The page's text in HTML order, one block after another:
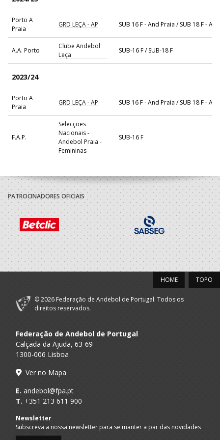
Porto A
Praia
GRD LEÇA - AP SUB 16 F - And Praia / SUB 18 F -
A.A. Porto
Clube Andebol
Leça
SUB-16 F / SUB-18 F
2023/24
Porto A
Praia
GRD LEÇA - AP SUB 16 F - And Praia / SUB 18 F -
F.A.P.
Selecções
Nacionais -
Andebol Praia -
Femininas
SUB-16 F
Leça
2022/23
Porto A
Praia
GRD LEÇA - AP SUB 14 F - And Praia / SUB 16 F -
A.A. Porto
Clube Andebol
Leça
SUB-14 F / SUB-16 F
A.A. Porto
Clube Andebol
Leça
SUB-13 F / SUB-15 F
Praia
2020/21
Porto A
A.A. Porto
Clube Andebol
PATROCINADORES OFICIAIS
TOPO
HOME
© 2026 Federação de Andebol de Portugal. Todos os
direitos reservados.
Federação de Andebol de Portugal
Calçada da Ajuda, 63-69
1300-006 Lisboa
Ver no Mapa
E. andebol@fpa.pt
T. +351 213 611 900
Newsletter
Subscreva a nossa newsletter para se manter a par das novidades